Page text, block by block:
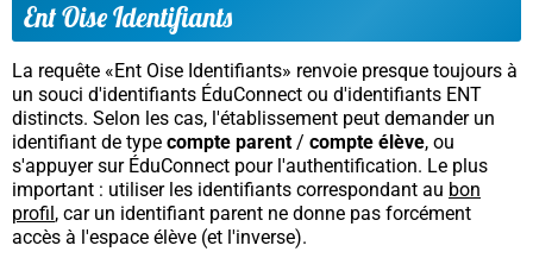
Ent Oise Identifiants
La requête «Ent Oise Identifiants» renvoie presque toujours à
un souci d'identifiants ÉduConnect ou d'identifiants ENT
distincts. Selon les cas, l'établissement peut demander un
identifiant de type compte parent / compte élève, ou
s'appuyer sur ÉduConnect pour l'authentification. Le plus
important : utiliser les identifiants correspondant au bon
profil , car un identifiant parent ne donne pas forcément
accès à l'espace élève (et l'inverse).